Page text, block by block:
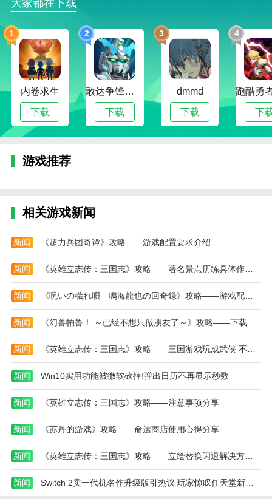
1.解锁豪华赛车模型：随着挑战的进行，更多的高
性能赛车模型将逐步解锁，展现终极速度和刺激。
2.个性化汽车改装：收集材料并前往商店进行个性
化改造，为您心爱的汽车提供全新的外观并提高其性
能。
3.避免碰撞，保护您的爱车：采用真实物理引擎打
造，碰撞会导致屏幕剧烈晃动，影响操作。
4.驾驶感觉的持续优化：通过更换零部件等方式不
断提升驾驶感觉，让您每次驾驶都能体验到极致的舒适
和流畅。
1.车辆升级提升竞争力：玩家可以不断更换更先进
争力。
2.展示你的赛车技巧：运用你所学的赛车技巧在比
赛中展示你的实力，找到最好的机会超越你的对手，赢
得比赛。
3.配件更换，优化体验：在游戏中，可以更换各种
配件，增强驾驶感觉，让每一次驾驶都更顺畅，更享
受。
4.不断挑战自我，突破自我：随着游戏的进行，挑
战的难度逐渐增加。玩家需要不断挑战自我，突破自己
的极限。
编辑测评
这款游戏可以让玩家自由驾驶一辆公共汽车，在各
种困难的地图上体验真正的驾驶感觉，还需要玩家成为
司机，安全把乘客送到指定的地点，自由完成各种任
务，展示你的驾驶技能和技巧。
大家都在下载
1
内卷求生
下载
2
敢达争锋对决无限钻石版
下载
3
dmmd
下载
4
下
游戏推荐
相关游戏新闻
新闻 《超力兵团奇谭》攻略——游戏配置要求介绍
新闻 《英雄立志传：三国志》攻略——著名景点历练具体作用介绍
新闻 《呪いの穢れ唄 鳴海龍也の回奇録》攻略——游戏配置要求介绍
新闻
新闻
新闻 Win10实用功能被微软砍掉!弹出日历不再显示秒数
新闻 《英雄立志传：三国志》攻略——注意事项分享
新闻 《苏丹的游戏》攻略——命运商店使用心得分享
新闻 《英雄立志传：三国志》攻略——立绘替换闪退解决方法介绍
新闻 Switch 2卖一代机名作升级版引热议 玩家惊叹任天堂新营销法